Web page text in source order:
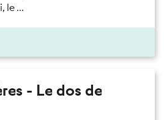
le ...
- Le dos de